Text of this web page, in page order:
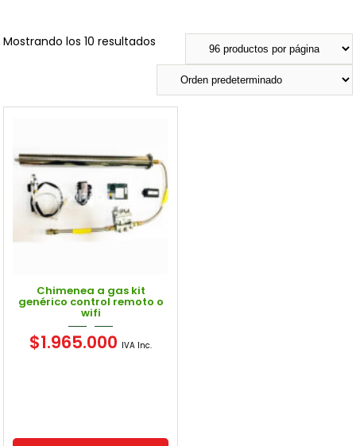
Mostrando los 10 resultados
Chimenea a gas kit
genérico control remoto o
wifi
$1.965.000 IVA Inc.